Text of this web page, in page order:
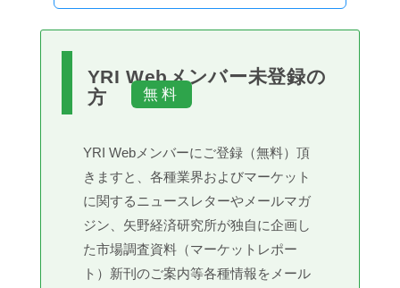
YRI Webメンバー未登録の
方
YRI Webメンバーにご登録（無料）頂
きますと、各種業界およびマーケット
に関するニュースレターやメールマガ
ジン、矢野経済研究所が独自に企画し
た市場調査資料（マーケットレポー
ト）新刊のご案内等各種情報をメール